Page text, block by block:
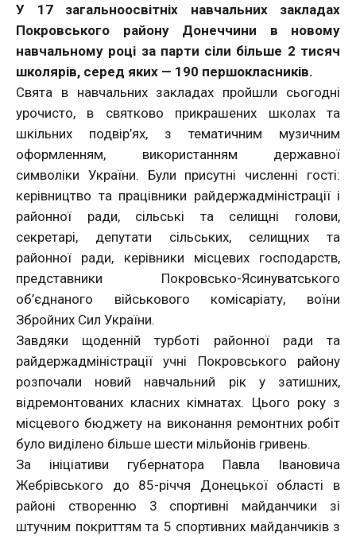
У 17 загальноосвітніх навчальних закладах
Покровського району Донеччини в новому
навчальному році за парти сіли більше 2 тисяч
школярів, серед яких — 190 першокласників.
Свята в навчальних закладах пройшли сьогодні
урочисто, в святково прикрашених школах та
шкільних подвір’ях, з тематичним музичним
оформленням, використанням державної
символіки України. Були присутні численні гості:
керівництво та працівники райдержадміністрації і
районної ради, сільські та селищні голови,
секретарі, депутати сільських, селищних та
районної ради, керівники місцевих господарств,
представники Покровсько-Ясинуватського
об’єднаного військового комісаріату, воїни
Збройних Сил України.
Завдяки щоденній турботі районної ради та
райдержадміністрації учні Покровського району
розпочали новий навчальний рік у затишних,
відремонтованих класних кімнатах. Цього року з
місцевого бюджету на виконання ремонтних робіт
було виділено більше шести мільйонів гривень.
За ініціативи губернатора Павла Івановича
Жебрівського до 85-річчя Донецької області в
районі створенню 3 спортивні майданчики зі
штучним покриттям та 5 спортивних майданчиків з